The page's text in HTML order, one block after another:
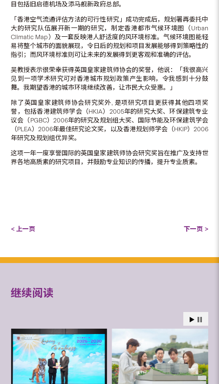
目包括旧启德机场及添马舰新政府总部。
「香港空气流通评估方法的可行性研究」成功完成后，规划署再委托中
大的研究队伍展开新一期的研究，制定香港都市气候环境图（Urban
Climatic Map）及一套反映港人舒适度的风环境标准。气候环境图能轻
易将整个城市的面貌展现，令日后的规划和项目发展能够得到策略性的
指引；而风环境标准则可让未来的发展得到更客观和准确的评估。
吴教授表示很荣幸获得英国皇家建筑师协会的奖誉，他说：「我很高兴
见到一项学术研究可对香港城市规划政策产生影响，令我感到十分鼓
舞。我期望香港的城市环境继续改善，让市民大众受惠。」
除了英国皇家建筑师协会研究奖外, 是项研究项目更获得其他四项奖
誉，包括香港建筑师学会（HKIA）2005年的研究大奖、环保建筑专业
议会（PGBC）2006年的研究及规划组大奖、国际节能及环保建筑学会
（PLEA）2006年最佳研究论文奖，以及香港规划师学会（HKIP）2006
年研究及规划组优异奖。
这项一年一度享誉国际的英国皇家建筑师协会研究奖旨在推广及支持世
界各地高质素的研究项目，并鼓励专业知识的传播，提升专业质素。
< 上一页 下一页 >
继续阅读